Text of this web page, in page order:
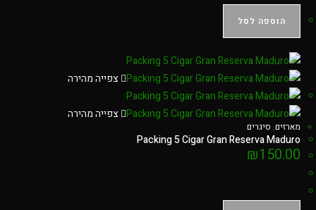
הוספה לסל
צפייה מהירה
צפייה מהירה
מארזים, סיגרים
Packing 5 Cigar Gran Reserva Maduro
₪150.00